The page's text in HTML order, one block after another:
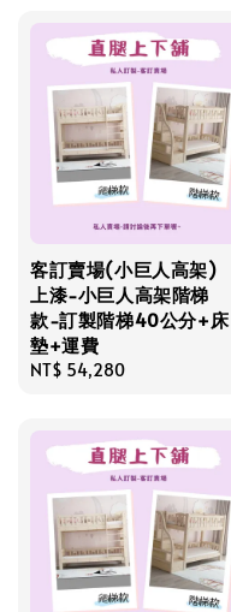
客訂賣場(小巨人高架)
上漆-小巨人高架階梯
款-訂製階梯40公分+床
墊+運費
Regular
NT$ 54,280